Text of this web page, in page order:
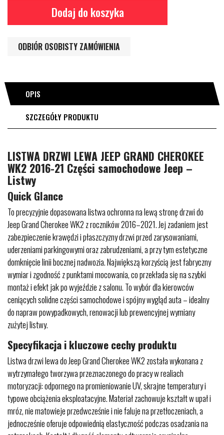
Dodaj do koszyka
ODBIÓR OSOBISTY ZAMÓWIENIA
OPIS
SZCZEGÓŁY PRODUKTU
LISTWA DRZWI LEWA JEEP GRAND CHEROKEE
WK2 2016-21 Części samochodowe Jeep –
Listwy
Quick Glance
To precyzyjnie dopasowana listwa ochronna na lewą stronę drzwi do
Jeep Grand Cherokee WK2 z roczników 2016–2021. Jej zadaniem jest
zabezpieczenie krawędzi i płaszczyzny drzwi przed zarysowaniami,
uderzeniami parkingowymi oraz zabrudzeniami, a przy tym estetyczne
domknięcie linii bocznej nadwozia. Największą korzyścią jest fabryczny
wymiar i zgodność z punktami mocowania, co przekłada się na szybki
montaż i efekt jak po wyjeździe z salonu. To wybór dla kierowców
ceniących solidne części samochodowe i spójny wygląd auta – idealny
do napraw powypadkowych, renowacji lub prewencyjnej wymiany
zużytej listwy.
Specyfikacja i kluczowe cechy produktu
Listwa drzwi lewa do Jeep Grand Cherokee WK2 została wykonana z
wytrzymałego tworzywa przeznaczonego do pracy w realiach
motoryzacji: odpornego na promieniowanie UV, skrajne temperatury i
typowe obciążenia eksploatacyjne. Materiał zachowuje kształt w upał i
mróz, nie matowieje przedwcześnie i nie faluje na przetłoczeniach, a
jednocześnie oferuje odpowiednią elastyczność podczas osadzania na